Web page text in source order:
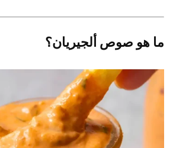
ما هو صوص ألجيريان؟